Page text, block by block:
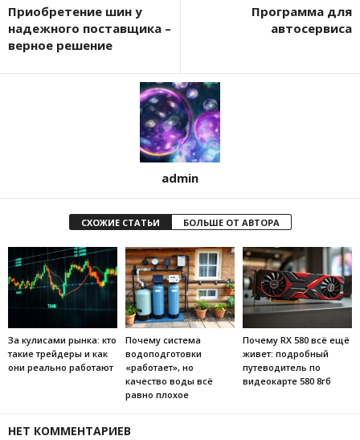
Приобретение шин у
надежного поставщика –
верное решение
Программа для
автосервиса
admin
СХОЖИЕ СТАТЬИ БОЛЬШЕ ОТ АВТОРА
За кулисами рынка: кто
такие трейдеры и как
они реально работают
Почему система
водоподготовки
«работает», но
качество воды всё
равно плохое
Почему RX 580 всё ещё
живет: подробный
путеводитель по
видеокарте 580 8гб
НЕТ КОММЕНТАРИЕВ